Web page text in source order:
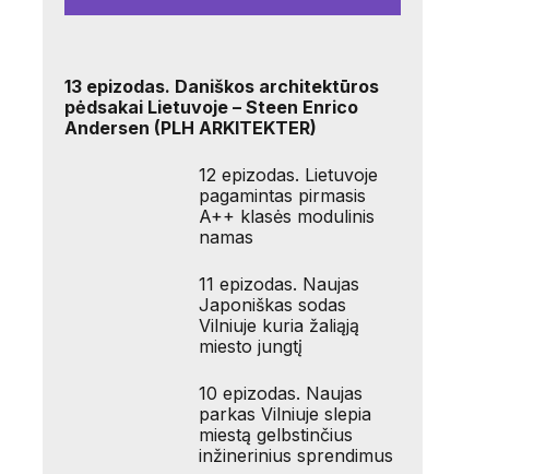
13 epizodas. Daniškos architektūros
pėdsakai Lietuvoje – Steen Enrico
Andersen (PLH ARKITEKTER)
12 epizodas. Lietuvoje
pagamintas pirmasis
A++ klasės modulinis
namas
11 epizodas. Naujas
Japoniškas sodas
Vilniuje kuria žaliąją
miesto jungtį
10 epizodas. Naujas
parkas Vilniuje slepia
miestą gelbstinčius
inžinerinius sprendimus